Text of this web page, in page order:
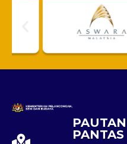
PAUTAN
PANTAS